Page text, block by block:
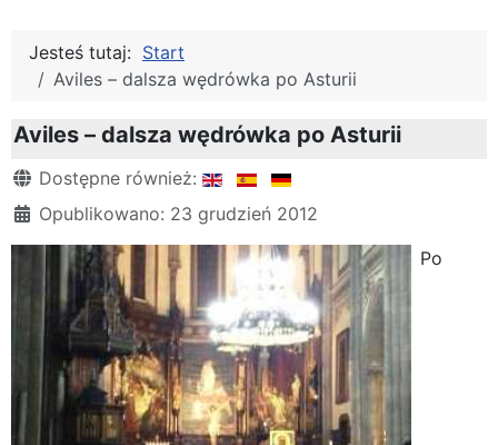
Jesteś tutaj: Start
Aviles – dalsza wędrówka po Asturii
Aviles – dalsza wędrówka po Asturii
Szczegóły
Dostępne również:
Opublikowano: 23 grudzień 2012
Po